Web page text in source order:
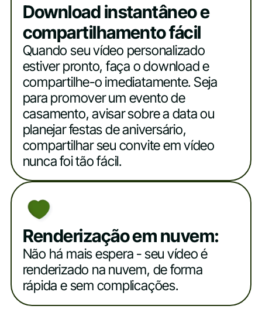
Download instantâneo e
compartilhamento fácil
Quando seu vídeo personalizado
estiver pronto, faça o download e
compartilhe-o imediatamente. Seja
para promover um evento de
casamento, avisar sobre a data ou
planejar festas de aniversário,
compartilhar seu convite em vídeo
nunca foi tão fácil.
Renderização em nuvem:
Não há mais espera - seu vídeo é
renderizado na nuvem, de forma
rápida e sem complicações.